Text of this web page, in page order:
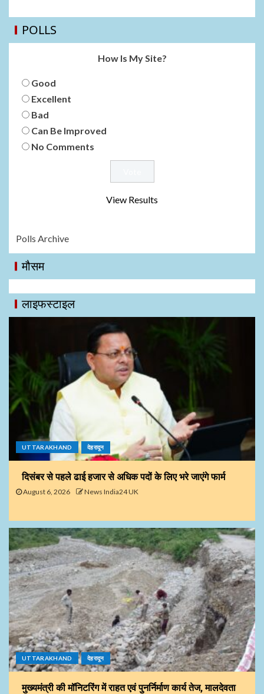
POLLS
How Is My Site?
Good
Excellent
Bad
Can Be Improved
No Comments
View Results
Polls Archive
मौसम
लाइफस्टाइल
UTTARAKHAND देहरादून
दिसंबर से पहले ढाई हजार से अधिक पदों के लिए भरे जाएंगे फार्म
August 6, 2026 News India24 UK
UTTARAKHAND देहरादून
मुख्यमंत्री की मॉनिटरिंग में राहत एवं पुनर्निर्माण कार्य तेज, मालदेवता